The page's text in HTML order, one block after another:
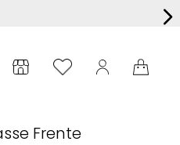
Frente